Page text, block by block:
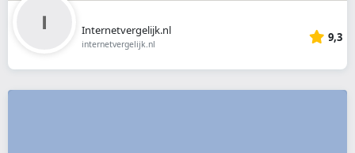
Internetvergelijk.nl
internetvergelijk.nl 9,3